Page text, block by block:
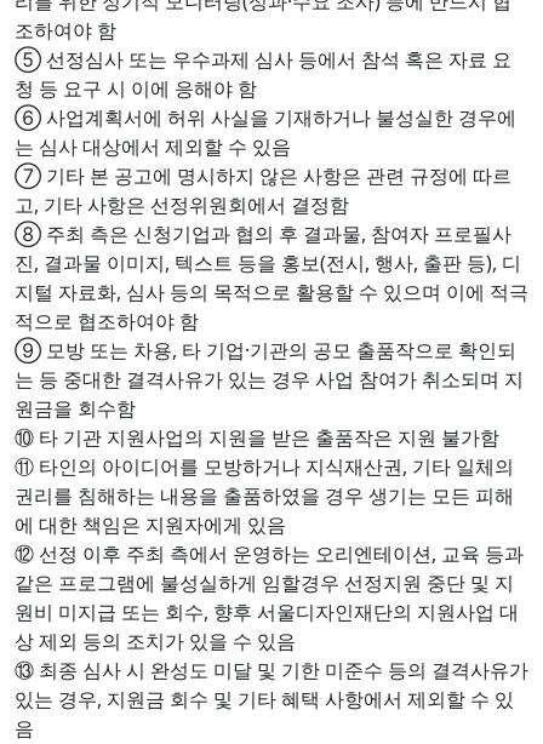
조하여야 함
⑤ 선정심사 또는 우수과제 심사 등에서 참석 혹은 자료 요
청 등 요구 시 이에 응해야 함
⑥ 사업계획서에 허위 사실을 기재하거나 불성실한 경우에
는 심사 대상에서 제외할 수 있음
⑦ 기타 본 공고에 명시하지 않은 사항은 관련 규정에 따르
고, 기타 사항은 선정위원회에서 결정함
⑧ 주최 측은 신청기업과 협의 후 결과물, 참여자 프로필사
진, 결과물 이미지, 텍스트 등을 홍보(전시, 행사, 출판 등), 디
지털 자료화, 심사 등의 목적으로 활용할 수 있으며 이에 적극
적으로 협조하여야 함
⑨ 모방 또는 차용, 타 기업·기관의 공모 출품작으로 확인되
는 등 중대한 결격사유가 있는 경우 사업 참여가 취소되며 지
원금을 회수함
⑩ 타 기관 지원사업의 지원을 받은 출품작은 지원 불가함
⑪ 타인의 아이디어를 모방하거나 지식재산권, 기타 일체의
권리를 침해하는 내용을 출품하였을 경우 생기는 모든 피해
에 대한 책임은 지원자에게 있음
⑫ 선정 이후 주최 측에서 운영하는 오리엔테이션, 교육 등과
같은 프로그램에 불성실하게 임할경우 선정지원 중단 및 지
원비 미지급 또는 회수, 향후 서울디자인재단의 지원사업 대
상 제외 등의 조치가 있을 수 있음
⑬ 최종 심사 시 완성도 미달 및 기한 미준수 등의 결격사유가
있는 경우, 지원금 회수 및 기타 혜택 사항에서 제외할 수 있
음